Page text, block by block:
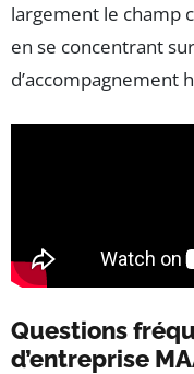
largement le champ
en se concentrant
d’accompagnement
Questions
d’entreprise